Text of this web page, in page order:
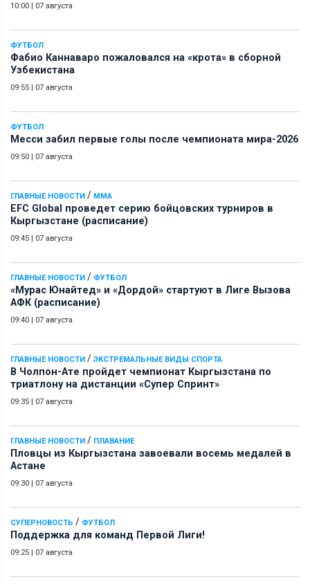
10:00 | 07 августа
ФУТБОЛ
Фабио Каннаваро пожаловался на «крота» в сборной
Узбекистана
09:55 | 07 августа
ФУТБОЛ
Месси забил первые голы после чемпионата мира-2026
09:50 | 07 августа
ГЛАВНЫЕ НОВОСТИ / ММА
EFC Global проведет серию бойцовских турниров в
Кыргызстане (расписание)
09:45 | 07 августа
ГЛАВНЫЕ НОВОСТИ / ФУТБОЛ
«Мурас Юнайтед» и «Дордой» стартуют в Лиге Вызова
АФК (расписание)
09:40 | 07 августа
ГЛАВНЫЕ НОВОСТИ / ЭКСТРЕМАЛЬНЫЕ ВИДЫ СПОРТА
В Чолпон-Ате пройдет чемпионат Кыргызстана по
триатлону на дистанции «Супер Спринт»
09:35 | 07 августа
ГЛАВНЫЕ НОВОСТИ / ПЛАВАНИЕ
Пловцы из Кыргызстана завоевали восемь медалей в
Астане
09:30 | 07 августа
СУПЕРНОВОСТЬ / ФУТБОЛ
Поддержка для команд Первой Лиги!
09:25 | 07 августа